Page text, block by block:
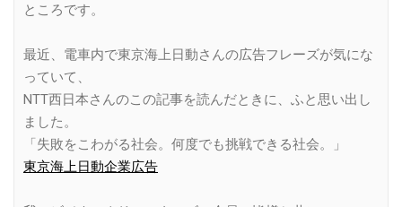
ところです。
最近、電車内で東京海上日動さんの広告フレーズが気にな
っていて、
NTT西日本さんのこの記事を読んだときに、ふと思い出し
ました。
「失敗をこわがる社会。何度でも挑戦できる社会。」
東京海上日動企業広告